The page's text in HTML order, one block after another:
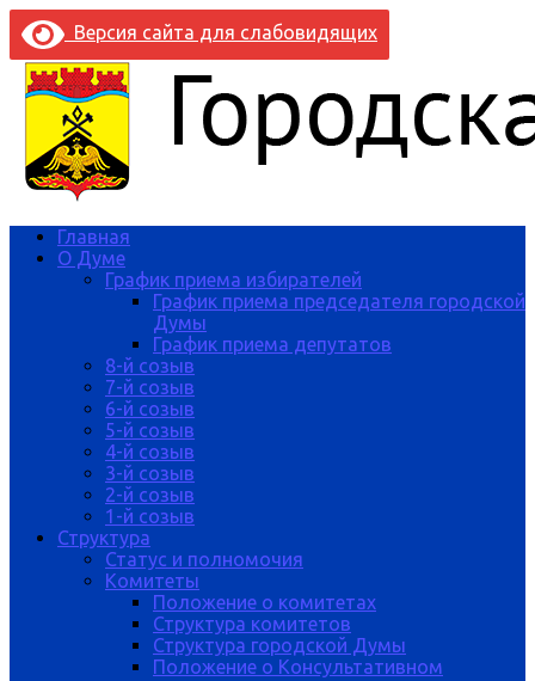
Версия сайта для слабовидящих
Главная
О Думе
График приема избирателей
График приема председателя городской
Думы
График приема депутатов
8-й созыв
7-й созыв
6-й созыв
5-й созыв
4-й созыв
3-й созыв
2-й созыв
1-й созыв
Структура
Статус и полномочия
Комитеты
Положение о комитетах
Структура комитетов
Структура городской Думы
Положение о Консультативном